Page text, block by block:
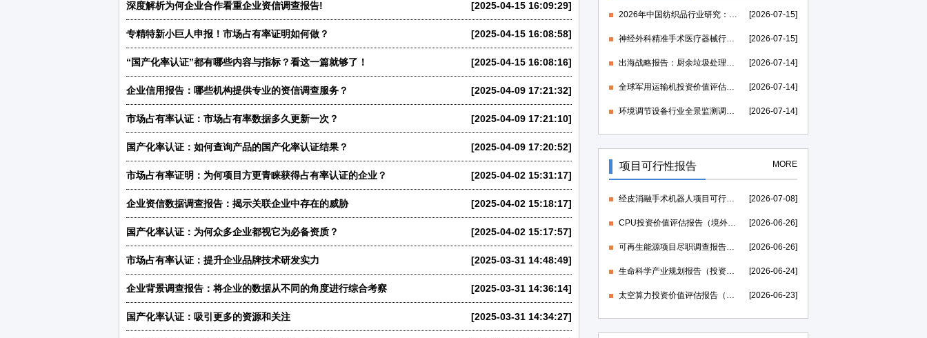
深度解析为何企业合作看重企业资信调查报告! [2025-04-15 16:09:29]
专精特新小巨人申报！市场占有率证明如何做？ [2025-04-15 16:08:58]
“国产化率认证”都有哪些内容与指标？看这一篇就够了！ [2025-04-15 16:08:16]
企业信用报告：哪些机构提供专业的资信调查服务？ [2025-04-09 17:21:32]
市场占有率认证：市场占有率数据多久更新一次？ [2025-04-09 17:21:10]
国产化率认证：如何查询产品的国产化率认证结果？ [2025-04-09 17:20:52]
市场占有率证明：为何项目方更青睐获得占有率认证的企业？ [2025-04-02 15:31:17]
企业资信数据调查报告：揭示关联企业中存在的威胁 [2025-04-02 15:18:17]
国产化率认证：为何众多企业都视它为必备资质？ [2025-04-02 15:17:57]
市场占有率认证：提升企业品牌技术研发实力 [2025-03-31 14:48:49]
企业背景调查报告：将企业的数据从不同的角度进行综合考察 [2025-03-31 14:36:14]
国产化率认证：吸引更多的资源和关注 [2025-03-31 14:34:27]
[2026-07-15]
[2026-07-15]
[2026-07-14]
[2026-07-14]
[2026-07-14]
项目可行性报告 MORE
[2026-07-08]
[2026-06-26]
[2026-06-26]
[2026-06-24]
[2026-06-23]